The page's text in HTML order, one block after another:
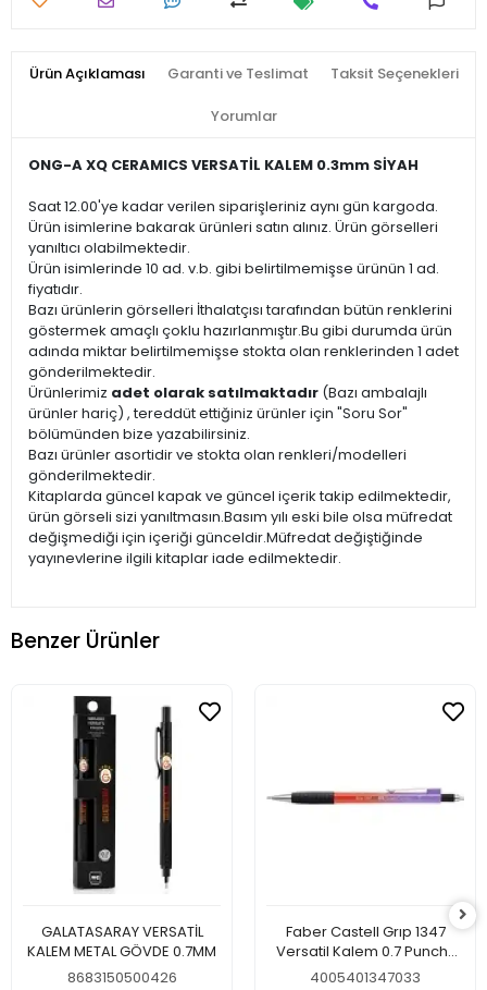
Ürün Açıklaması Garanti ve Teslimat Taksit Seçenekleri
Yorumlar
ONG-A XQ CERAMICS VERSATİL KALEM 0.3mm SİYAH
Saat 12.00'ye kadar verilen siparişleriniz aynı gün kargoda.
Ürün isimlerine bakarak ürünleri satın alınız. Ürün görselleri
yanıltıcı olabilmektedir.
Ürün isimlerinde 10 ad. v.b. gibi belirtilmemişse ürünün 1 ad.
fiyatıdır.
Bazı ürünlerin görselleri İthalatçısı tarafından bütün renklerini
göstermek amaçlı çoklu hazırlanmıştır.Bu gibi durumda ürün
adında miktar belirtilmemişse stokta olan renklerinden 1 adet
gönderilmektedir.
Ürünlerimiz adet olarak satılmaktadır (Bazı ambalajlı
ürünler hariç) , tereddüt ettiğiniz ürünler için "Soru Sor"
bölümünden bize yazabilirsiniz.
Bazı ürünler asortidir ve stokta olan renkleri/modelleri
gönderilmektedir.
Kitaplarda güncel kapak ve güncel içerik takip edilmektedir,
ürün görseli sizi yanıltmasın.Basım yılı eski bile olsa müfredat
değişmediği için içeriği günceldir.Müfredat değiştiğinde
yayınevlerine ilgili kitaplar iade edilmektedir.
Benzer Ürünler
GALATASARAY VERSATİL
KALEM METAL GÖVDE 0.7MM
8683150500426
Faber Castell Grıp 1347
Versatil Kalem 0.7 Punchy
Melon
4005401347033